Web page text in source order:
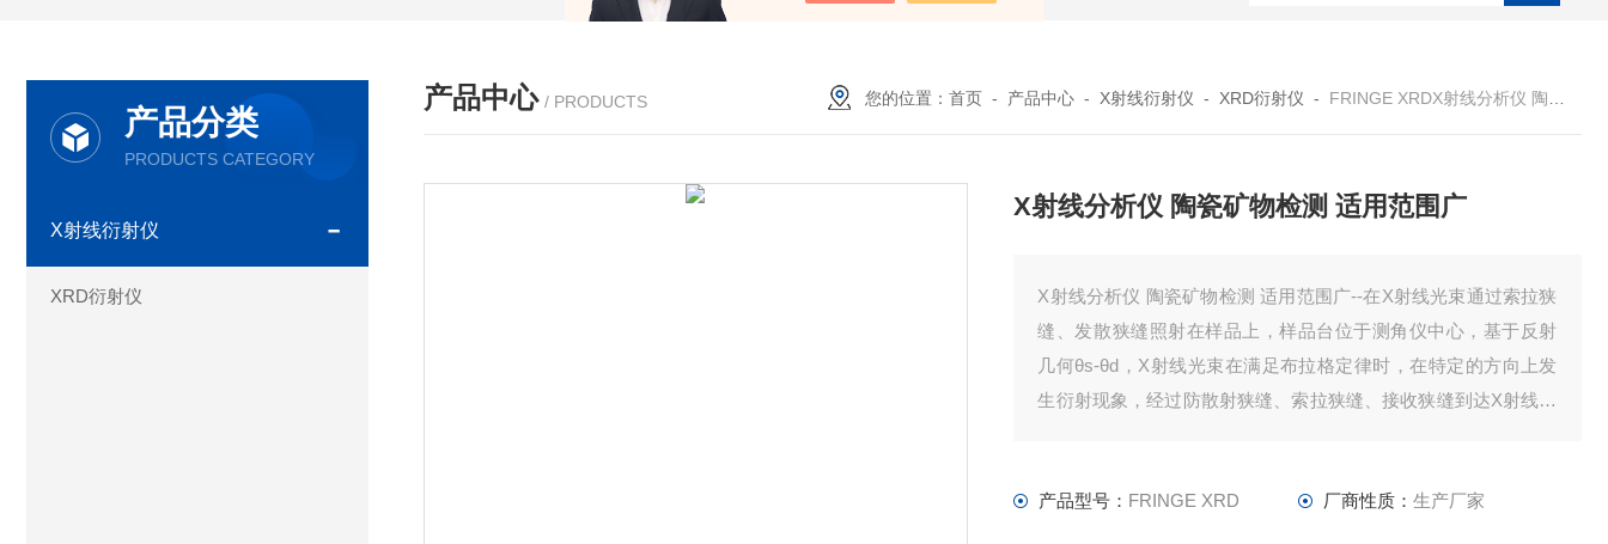
产品分类
PRODUCTS CATEGORY
X射线衍射仪
XRD衍射仪
产品中心 / PRODUCTS 您的位置：首页 - 产品中心 - X射线衍射仪 - XRD衍射仪 - FRINGE XRDX射线分析仪 陶瓷矿物检测 适用范围广
X射线分析仪 陶瓷矿物检测 适用范围广
X射线分析仪 陶瓷矿物检测 适用范围广--在X射线光束通过索拉狭
缝、发散狭缝照射在样品上，样品台位于测角仪中心，基于反射
几何θs-θd，X射线光束在满足布拉格定律时，在特定的方向上发
生衍射现象，经过防散射狭缝、索拉狭缝、接收狭缝到达X射线探
产品型号： FRINGE XRD 厂商性质： 生产厂家